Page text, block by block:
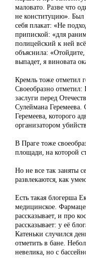
маловато. Разве что
не конституцию». Был
себя плакат: «Не
припиской: «для
полицейский к ней
объяснила:
выпадет, я виновата
Кремль тоже отметил
Своеобразно
заслуги перед
Сулеймана
Геремеева, которого
организатором
В Праге тоже
площади, на которой
Но не все так заняты
развлекаются, как
Есть такая блогерша
медицинское.
рассказывает, и про
рассказывает: у её
Катеньки случился
отметить в бане.
невелика, но с